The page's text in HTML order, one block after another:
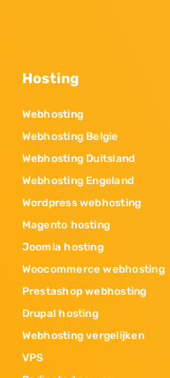
Hosting
Webhosting
Webhosting Belgie
Webhosting Duitsland
Webhosting Engeland
Wordpress webhosting
Magento hosting
Joomla hosting
Woocommerce webhosting
Prestashop webhosting
Drupal hosting
Webhosting vergelijken
VPS